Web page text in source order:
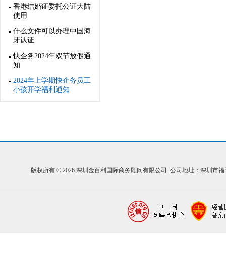
香港结婚证委托公证大陆
使用
什么文件可以办理中国海
牙认证
快企务2024年双节放假通
知
2024年上学期快企务员工
小孩开学福利通知
版权所有 © 2026 深圳金百利国际商务顾问有限公司 公司地址：深圳市